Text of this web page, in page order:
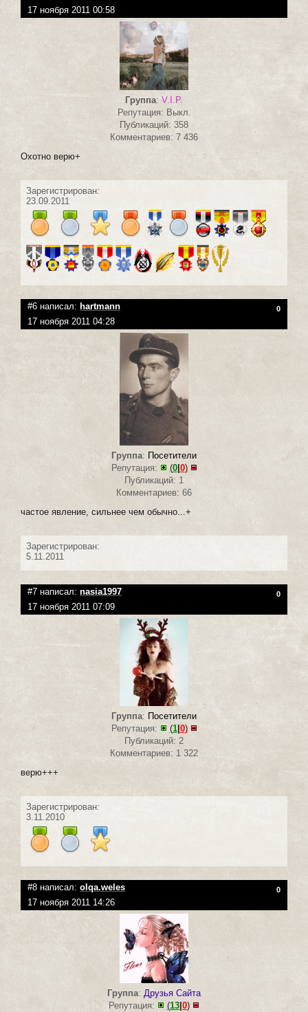
17 ноября 2011 00:58
Группа: V.I.P.
Репутация: Выкл.
Публикаций: 358
Комментариев: 7 436
Охотно верю+
Зарегистрирован:
23.09.2011
#6 написал: hartmann 0
17 ноября 2011 04:28
Группа: Посетители
Репутация:
(0| 0)
Публикаций: 1
Комментариев: 66
частое явление, сильнее чем обычно...+
Зарегистрирован:
5.11.2011
#7 написал: nasia1997 0
17 ноября 2011 07:09
Группа: Посетители
Репутация:
(1| 0)
Публикаций: 2
Комментариев: 1 322
верю+++
Зарегистрирован:
3.11.2010
#8 написал: olqa.weles 0
17 ноября 2011 14:26
Группа: Друзья Сайта
Репутация:
(13 0)